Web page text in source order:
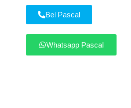
Bel Pascal
Whatsapp Pascal